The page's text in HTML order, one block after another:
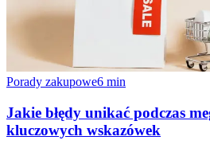
Porady zakupowe6 min
Jakie błędy unikać podczas
kluczowych wskazówek